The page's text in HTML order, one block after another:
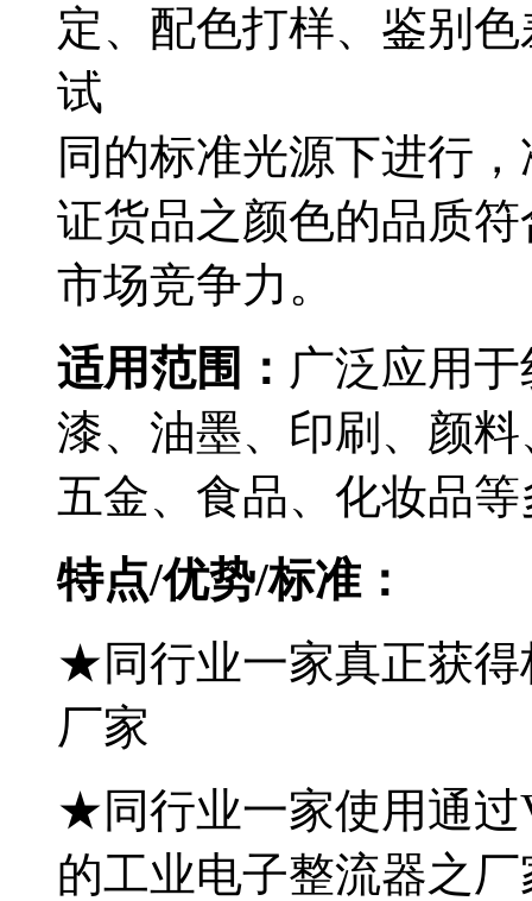
定、配色打样、鉴别
试 样、生产
同的标准光源下进行
证货品之颜色的品质
市场竞争力。
适用范围： 广泛应用
漆、油墨、印刷、颜
五金、食品、化妆品
特点/优势/标准：
★同行业一家真正获得
厂家
★同行业一家使用通过
的工业电子整流器之厂